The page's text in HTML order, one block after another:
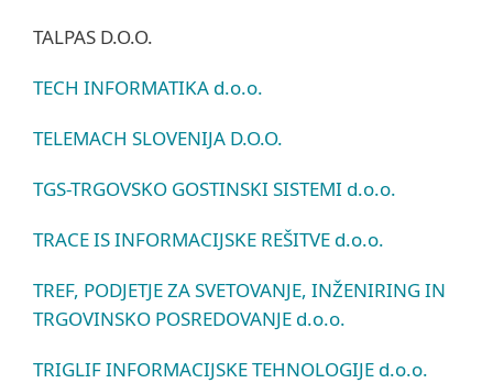
TALPAS D.O.O.
TECH INFORMATIKA d.o.o.
TELEMACH SLOVENIJA D.O.O.
TGS-TRGOVSKO GOSTINSKI SISTEMI d.o.o.
TRACE IS INFORMACIJSKE REŠITVE d.o.o.
TREF, PODJETJE ZA SVETOVANJE, INŽENIRING IN
TRGOVINSKO POSREDOVANJE d.o.o.
TRIGLIF INFORMACIJSKE TEHNOLOGIJE d.o.o.